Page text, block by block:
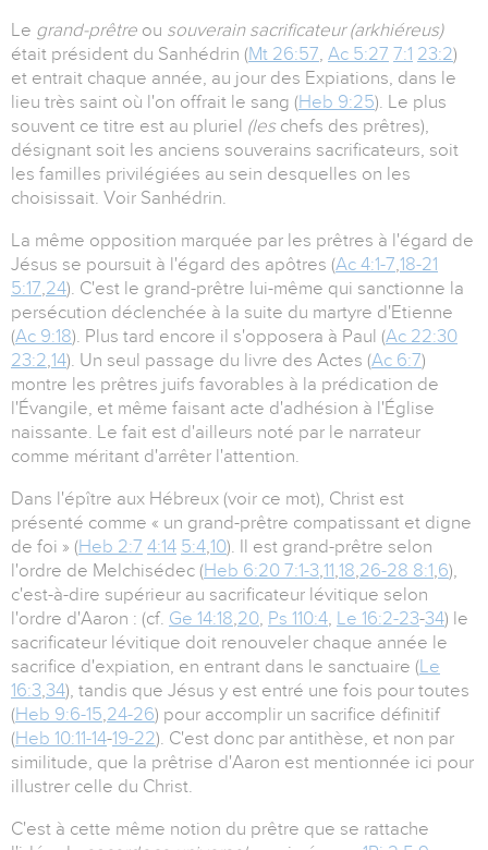
Le grand-prêtre ou souverain sacrificateur (arkhiéreus)
était président du Sanhédrin (Mt 26:57, Ac 5:27 7:1 23:2)
et entrait chaque année, au jour des Expiations, dans le
lieu très saint où l'on offrait le sang (Heb 9:25). Le plus
souvent ce titre est au pluriel (les chefs des prêtres),
désignant soit les anciens souverains sacrificateurs, soit
les familles privilégiées au sein desquelles on les
choisissait. Voir Sanhédrin.
La même opposition marquée par les prêtres à l'égard de
Jésus se poursuit à l'égard des apôtres (Ac 4:1-7,18-21
5:17,24). C'est le grand-prêtre lui-même qui sanctionne la
persécution déclenchée à la suite du martyre d'Etienne
(Ac 9:18). Plus tard encore il s'opposera à Paul (Ac 22:30
23:2,14). Un seul passage du livre des Actes (Ac 6:7)
montre les prêtres juifs favorables à la prédication de
l'Évangile, et même faisant acte d'adhésion à l'Église
naissante. Le fait est d'ailleurs noté par le narrateur
comme méritant d'arrêter l'attention.
Dans l'épître aux Hébreux (voir ce mot), Christ est
présenté comme « un grand-prêtre compatissant et digne
de foi » (Heb 2:7 4:14 5:4,10). Il est grand-prêtre selon
l'ordre de Melchisédec (Heb 6:20 7:1-3,11,18,26-28 8:1,6),
c'est-à-dire supérieur au sacrificateur lévitique selon
l'ordre d'Aaron : (cf. Ge 14:18,20, Ps 110:4, Le 16:2-23-34) le
sacrificateur lévitique doit renouveler chaque année le
sacrifice d'expiation, en entrant dans le sanctuaire (Le
16:3,34), tandis que Jésus y est entré une fois pour toutes
(Heb 9:6-15,24-26) pour accomplir un sacrifice définitif
(Heb 10:11-14-19-22). C'est donc par antithèse, et non par
similitude, que la prêtrise d'Aaron est mentionnée ici pour
illustrer celle du Christ.
C'est à cette même notion du prêtre que se rattache